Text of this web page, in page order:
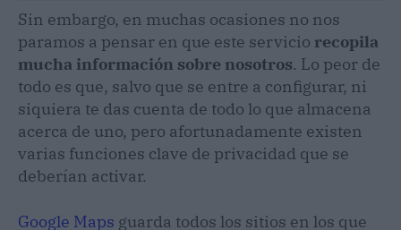
Sin embargo, en muchas ocasiones no nos
paramos a pensar en que este servicio recopila
mucha información sobre nosotros. Lo peor de
todo es que, salvo que se entre a configurar, ni
siquiera te das cuenta de todo lo que almacena
acerca de uno, pero afortunadamente existen
varias funciones clave de privacidad que se
deberían activar.
Google Maps guarda todos los sitios en los que